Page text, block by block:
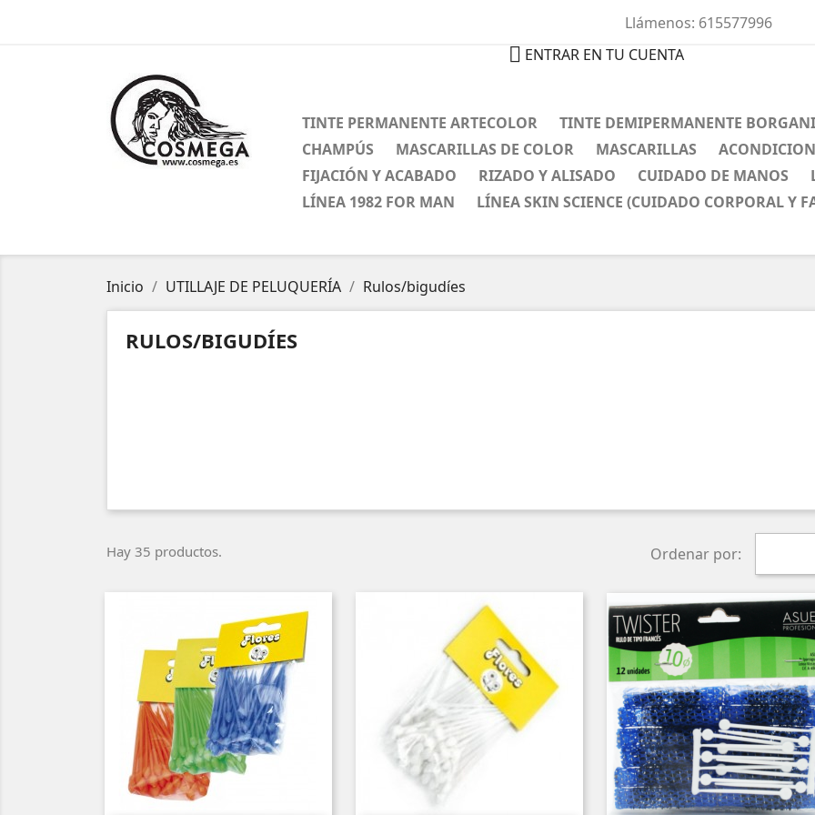
Llámenos: 615577996
 ENTRAR EN TU CUENTA
TINTE PERMANENTE ARTECOLOR
TINTE DEMIPERMANENTE
CHAMPÚS
MASCARILLAS DE COLOR MASCARILLAS
FIJACIÓN Y ACABADO
RIZADO Y ALISADO CUIDADO DE MANOS
LÍNEA 1982 FOR MAN
LÍNEA SKIN SCIENCE (CUIDADO CORPORAL Y
Inicio UTILLAJE DE PELUQUERÍA Rulos/bigudíes
RULOS/BIGUDÍES
Hay 35 productos. Ordenar por: